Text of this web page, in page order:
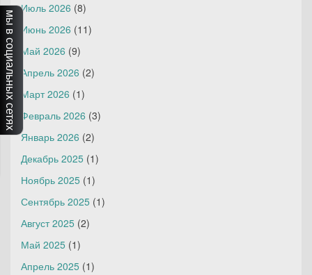
Июль 2026 (8)
Июнь 2026 (11)
Май 2026 (9)
Апрель 2026 (2)
Март 2026 (1)
Февраль 2026 (3)
Январь 2026 (2)
Декабрь 2025 (1)
Ноябрь 2025 (1)
Сентябрь 2025 (1)
Август 2025 (2)
Май 2025 (1)
Апрель 2025 (1)
мы в социальных сетях